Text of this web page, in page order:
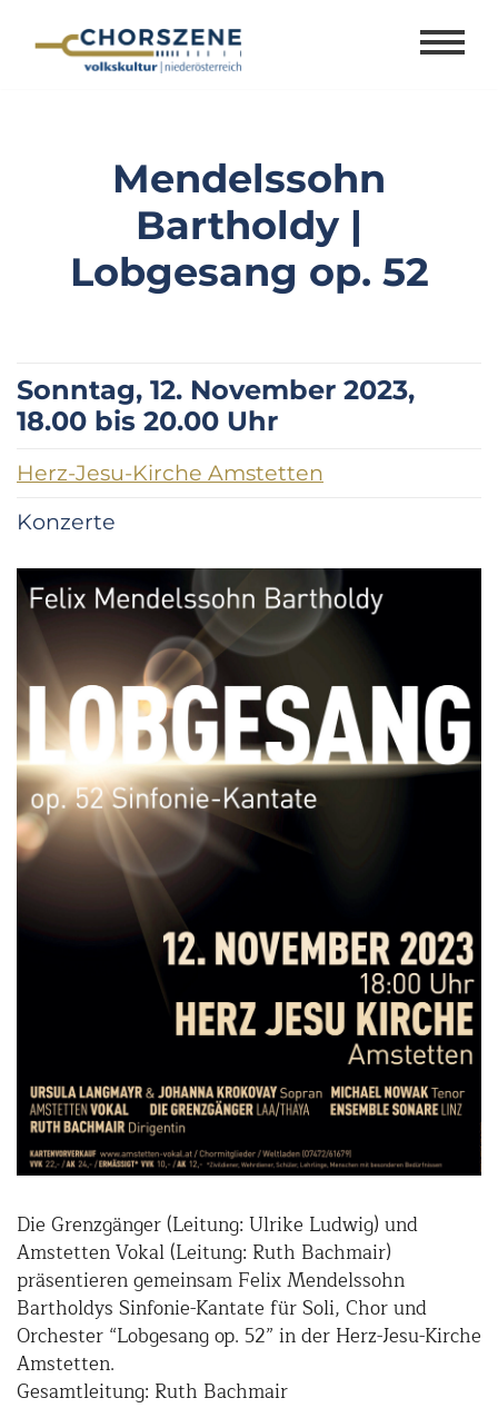
Mendelssohn
Bartholdy |
Lobgesang op. 52
Sonntag, 12. November 2023,
18.00 bis 20.00 Uhr
Herz-Jesu-Kirche Amstetten
Konzerte
Die Grenzgänger (Leitung: Ulrike Ludwig) und
Amstetten Vokal (Leitung: Ruth Bachmair)
präsentieren gemeinsam Felix Mendelssohn
Bartholdys Sinfonie-Kantate für Soli, Chor und
Orchester “Lobgesang op. 52” in der Herz-Jesu-Kirche
Amstetten.
Gesamtleitung: Ruth Bachmair